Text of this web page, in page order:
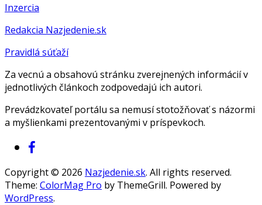
Inzercia
Redakcia Nazjedenie.sk
Pravidlá súťaží
Za vecnú a obsahovú stránku zverejnených informácií v
jednotlivých článkoch zodpovedajú ich autori.
Prevádzkovateľ portálu sa nemusí stotožňovať s názormi
a myšlienkami prezentovanými v príspevkoch.
Copyright © 2026 Nazjedenie.sk. All rights reserved.
Theme: ColorMag Pro by ThemeGrill. Powered by
WordPress.